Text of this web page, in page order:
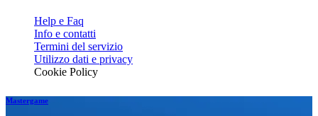
Help e Faq
Info e contatti
Termini del servizio
Utilizzo dati e privacy
Cookie Policy
Mastergame